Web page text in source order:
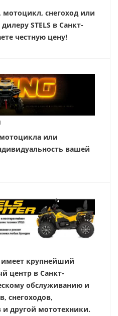
снегоход или
STELS в Санкт-
честную цену!
или
вашей
имеет крупнейший
центр в Санкт-
обслуживанию и
снегоходов,
другой мототехники.